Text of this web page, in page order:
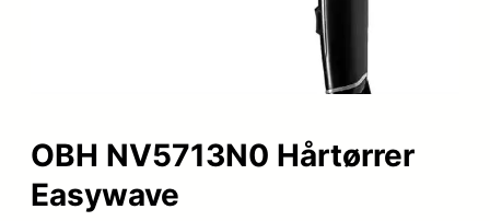
OBH NV5713N0 Hårtørrer
Easywave